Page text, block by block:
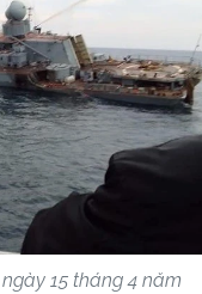
15 tháng 4 năm